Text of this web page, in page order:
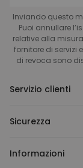
Inviando questo
Puoi annullare
relative alla
fornitore di servizi
di revoca sono
Servizio clienti
Sicurezza
Informazioni